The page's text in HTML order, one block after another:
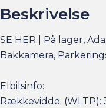
Beskrivelse
SE HER | På lager,
Bakkamera,
Elbilsinfo:
Rækkevidde: (WLTP):